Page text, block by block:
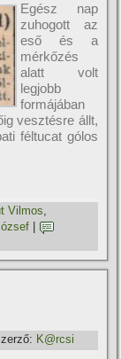
Egész nap
zuhogott az
eső és a
mérkőzés
alatt volt
legjobb
formájában
vesztésre állt,
féltucat gólos
Vilmos,
K@rcsi